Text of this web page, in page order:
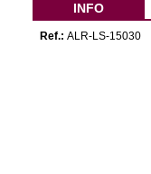
INFO
Ref.: ALR-LS-15030